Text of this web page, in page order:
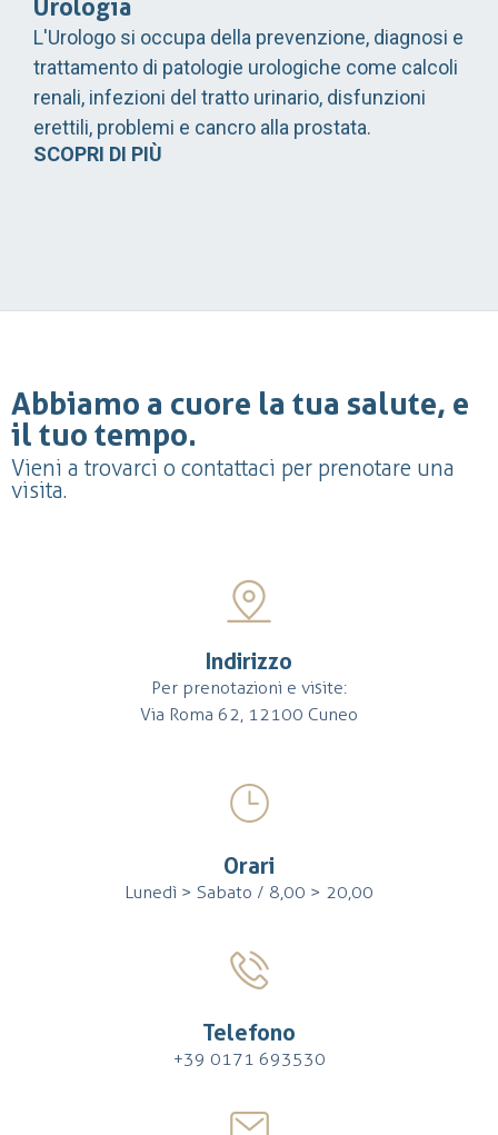
Urologia
L'Urologo si occupa della prevenzione, diagnosi e
trattamento di patologie urologiche come calcoli
renali, infezioni del tratto urinario, disfunzioni
erettili, problemi e cancro alla prostata.
SCOPRI DI PIÙ
Abbiamo a cuore la tua salute, e
il tuo tempo.
Vieni a trovarci o contattaci per prenotare una
visita.
Indirizzo
Per prenotazioni e visite:
Via Roma 62, 12100 Cuneo
Orari
Lunedì > Sabato / 8,00 > 20,00
Telefono
+39 0171 693530